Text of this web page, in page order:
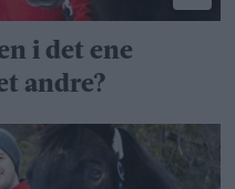
i det ene
andre?